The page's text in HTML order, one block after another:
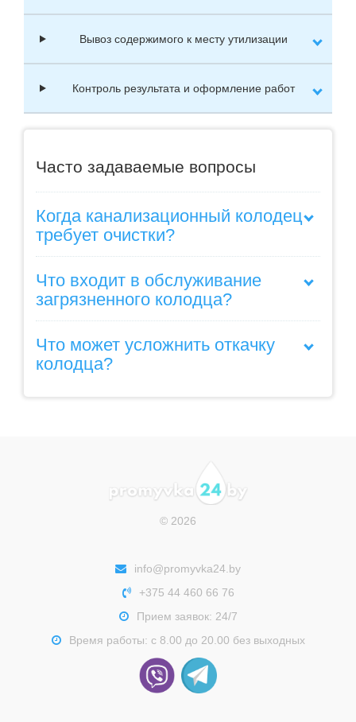
Вывоз содержимого к месту утилизации
Контроль результата и оформление работ
Часто задаваемые вопросы
Когда канализационный колодец
требует очистки?
Что входит в обслуживание
загрязненного колодца?
Что может усложнить откачку
колодца?
© 2026
info@promyvka24.by
+375 44 460 66 76
Прием заявок: 24/7
Время работы: с 8.00 до 20.00 без выходных